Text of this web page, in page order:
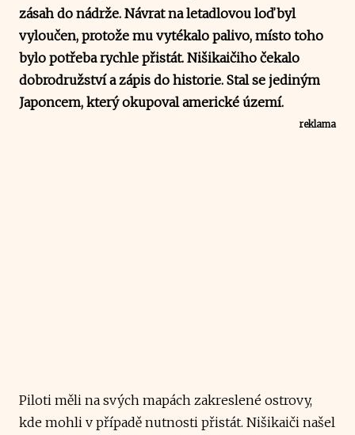
zásah do nádrže. Návrat na letadlovou loď byl
vyloučen, protože mu vytékalo palivo, místo toho
bylo potřeba rychle přistát. Nišikaičiho čekalo
dobrodružství a zápis do historie. Stal se jediným
Japoncem, který okupoval americké území.
reklama
Piloti měli na svých mapách zakreslené ostrovy,
kde mohli v případě nutnosti přistát. Nišikaiči našel